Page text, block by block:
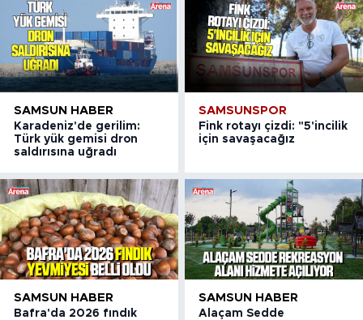
SAMSUN HABER
Karadeniz'de gerilim:
Türk yük gemisi dron
saldırısına uğradı
SAMSUNSPOR
Fink rotayı çizdi: "5'incilik
için savaşacağız
SAMSUN HABER
Bafra'da 2026 fındık
SAMSUN HABER
Alaçam Sedde